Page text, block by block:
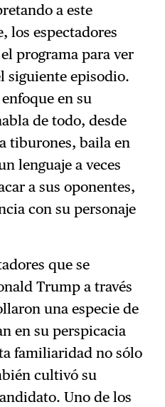
a este
los espectadores
programa para ver
siguiente episodio.
en su
de todo, desde
tiburones, baila en
lenguaje a veces
a sus oponentes,
con su personaje
que se
Trump a través
una especie de
en su perspicacia
familiaridad no sólo
cultivó su
Uno de los